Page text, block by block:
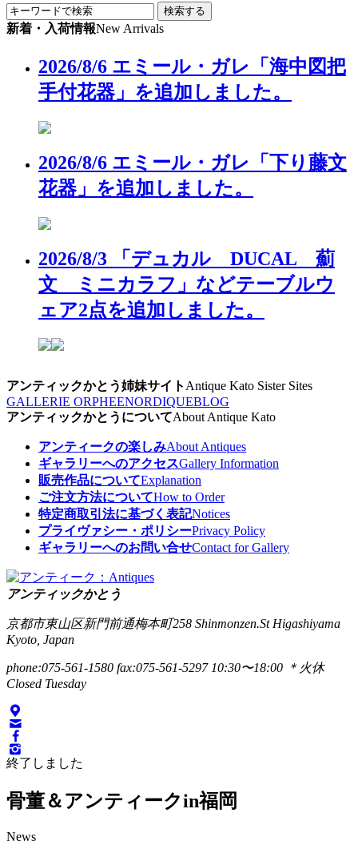
検索する
新着・入荷情報New Arrivals
2026/8/6 エミール・ガレ「海中図把
手付花器」を追加しました。
2026/8/6 エミール・ガレ「下り藤文
花器」を追加しました。
2026/8/3 「デュカル DUCAL 薊
文 ミニカラフ」などテーブルウ
ェア2点を追加しました。
アンティックかとう姉妹サイトAntique Kato Sister Sites
GALLERIE ORPHEENORDIQUEBLOG
アンティックかとうについてAbout Antique Kato
アンティークの楽しみAbout Antiques
ギャラリーへのアクセスGallery Information
販売作品についてExplanation
ご注文方法についてHow to Order
特定商取引法に基づく表記Notices
プライヴァシー・ポリシーPrivacy Policy
ギャラリーへのお問い合せContact for Gallery
アンティックかとう
京都市東山区新門前通梅本町258 Shinmonzen.St Higashiyama
Kyoto, Japan
phone:075-561-1580 fax:075-561-5297 10:30〜18:00 ＊火休
Closed Tuesday
終了しました
骨董＆アンティークin福岡
News